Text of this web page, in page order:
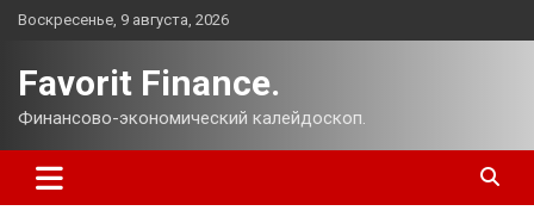
Перейти
Воскресенье, 9 августа, 2026
Favorit Finance.
Финансово-экономический калейдоскоп.